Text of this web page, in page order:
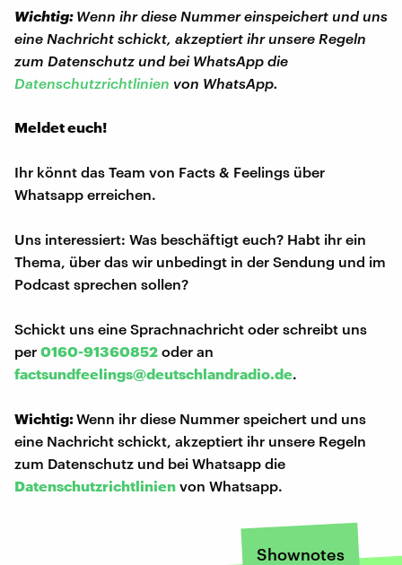
Wichtig: Wenn ihr diese Nummer einspeichert und uns
eine Nachricht schickt, akzeptiert ihr unsere Regeln
zum Datenschutz und bei WhatsApp die
Datenschutzrichtlinien von WhatsApp.
Meldet euch!
Ihr könnt das Team von Facts & Feelings über
Whatsapp erreichen.
Uns interessiert: Was beschäftigt euch? Habt ihr ein
Thema, über das wir unbedingt in der Sendung und im
Podcast sprechen sollen?
Schickt uns eine Sprachnachricht oder schreibt uns
per 0160-91360852 oder an
factsundfeelings@deutschlandradio.de.
Wichtig:Wenn ihr diese Nummer speichert und uns
eine Nachricht schickt, akzeptiert ihr unsere Regeln
zum Datenschutz und bei Whatsapp die
Datenschutzrichtlinien von Whatsapp.
Shownotes